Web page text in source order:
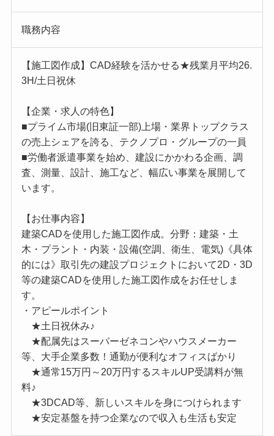
職務内容
【施工図作成】CAD経験を活かせる★残業月平均26.
3H/土日祝休
【企業・求人の特色】
■プライム市場(旧東証一部)上場・業界トップクラス
の売上シェアを誇る、テクノプロ・グループの一員
■労働者派遣事業を始め、建設にかかわる企画、調
査、測量、設計、施工など、幅広い事業を展開して
います。
【お仕事内容】
建築CADを使用した施工図作成。分野：建築・土
木・プラント・内装・設備(空調、衛生、電気)《具体
的には》取引先の建設プロジェクトにおいて2D・3D
等の建築CADを使用した施工図作成をお任せしま
す。
・アピールポイント
★土日祝休み♪
★配属先はスーパーゼネコンやハウスメーカー
等、大手企業多数！通勤が便利なオフィスばかり
★通常15万円～20万円するスキルUP受講料が無
料♪
★3DCAD等、新しいスキルを身につけられます
★安定基盤を持つ企業なので収入も生活も安定